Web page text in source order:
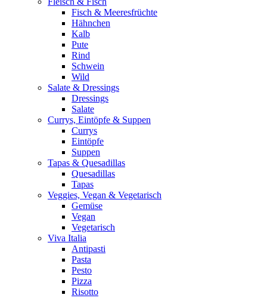
Fisch & Meeresfrüchte
Hähnchen
Kalb
Pute
Rind
Schwein
Wild
Salate & Dressings
Dressings
Salate
Currys, Eintöpfe & Suppen
Currys
Eintöpfe
Suppen
Tapas & Quesadillas
Quesadillas
Tapas
Veggies, Vegan & Vegetarisch
Gemüse
Vegan
Vegetarisch
Viva Italia
Antipasti
Pasta
Pesto
Pizza
Risotto